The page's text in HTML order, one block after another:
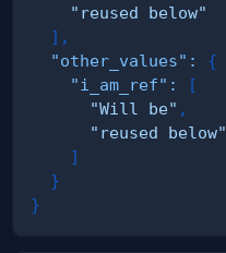
"reused below"
] ,
"other_values" :
{
"i_am_ref" :
[
"Will be" ,
"reused below"
]
}
}